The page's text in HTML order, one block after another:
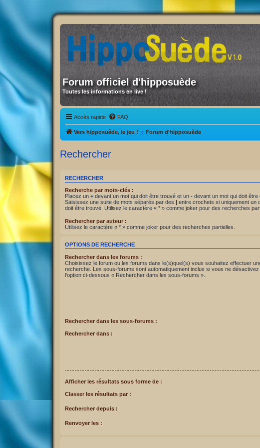
Forum officiel d'hipposuède
Toutes les informations en live !
Accès rapide FAQ
Vers hipposuède, le jeu ! Forum d'hipposuède
Rechercher
RECHERCHER
Recherche par mots-clés :
Placez un + devant un mot qui doit être trouvé et un - devant un mot qui doit être
Saisissez une suite de mots séparés par des | entre crochets si uniquement un
doit être trouvé. Utilisez le caractère « * » comme joker pour des recherches
Rechercher par auteur :
Utilisez le caractère « * » comme joker pour des recherches partielles.
OPTIONS DE RECHERCHE
Rechercher dans les forums :
Choisissez le forum ou les forums dans le(s)quel(s) vous souhaitez effectuer
recherche. Les sous-forums sont automatiquement inclus si vous ne désactivez
l’option ci-dessous « Rechercher dans les sous-forums ».
Rechercher dans les sous-forums :
Rechercher dans :
Afficher les résultats sous forme de :
Classer les résultats par :
Rechercher depuis :
Renvoyer les :